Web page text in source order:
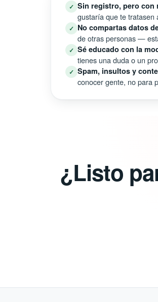
✓ Sin registro, pero con
gustaría que te tratasen
✓ No compartas datos
de otras personas —
✓ Sé educado con la
tienes una duda o un
✓ Spam, insultos y
conocer gente, no para
¿Listo